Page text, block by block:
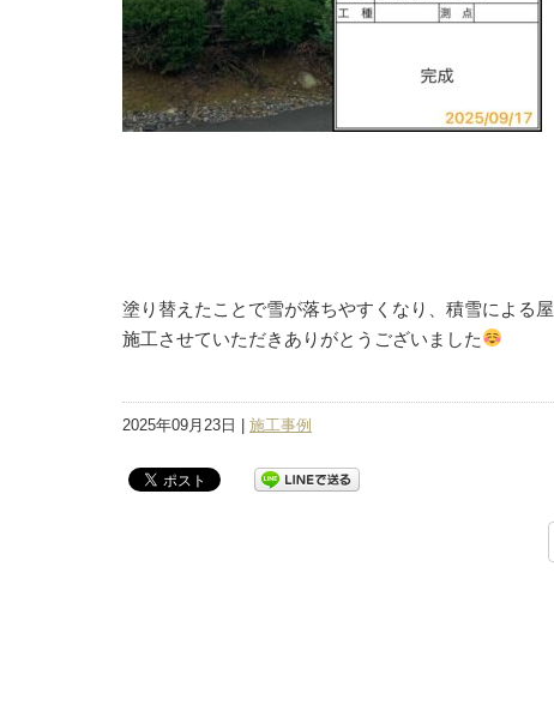
塗り替えたことで雪が落ちやすくなり、積雪による
施工させていただきありがとうございました
2025年09月23日 | 施工事例